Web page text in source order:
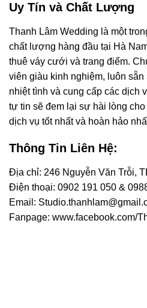
Uy Tín và Chất Lượng
Thanh Lâm Wedding là một
chất lượng hàng đầu tại Hà
thuê váy cưới và trang điểm.
viên giàu kinh nghiệm, luôn
nhiệt tình và cung cấp các dịch
tự tin sẽ đem lại sự hài lòng
dịch vụ tốt nhất và hoàn hảo
Thông Tin Liên Hệ:
Địa chỉ: 246 Nguyễn Văn Trỗi,
Điện thoại: 0902 191 050 &
Email:
Fanpage: www.facebook.com/